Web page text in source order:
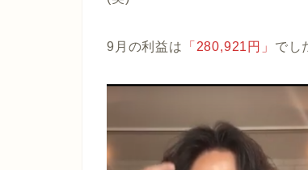
9月の利益は 「280,921円」 でし